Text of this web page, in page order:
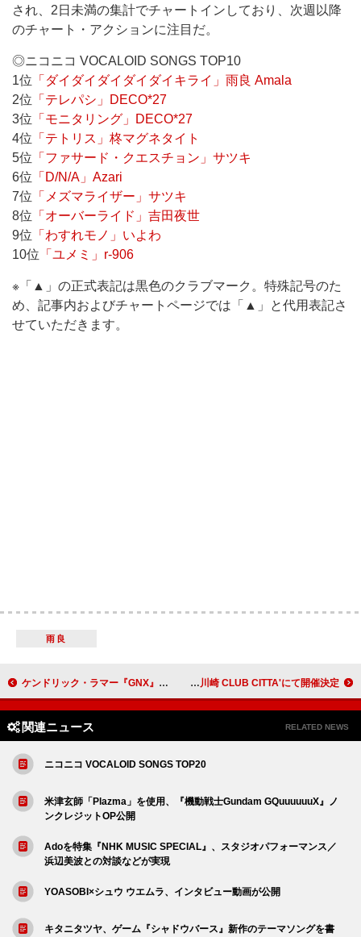
され、2日未満の集計でチャートインしており、次週以降
のチャート・アクションに注目だ。
◎ニコニコ VOCALOID SONGS TOP10
1位 「ダイダイダイダイダイキライ」雨良 Amala
2位 「テレパシ」DECO*27
3位 「モニタリング」DECO*27
4位 「テトリス」柊マグネタイト
5位 「ファサード・クエスチョン」サツキ
6位 「D/N/A」Azari
7位 「メズマライザー」サツキ
8位 「オーバーライド」吉田夜世
9位 「わすれモノ」いよわ
10位 「ユメミ」r-906
※「▲」の正式表記は黒色のクラブマーク。特殊記号のた
め、記事内およびチャートページでは「▲」と代用表記さ
せていただきます。
雨良
ケンドリック・ラマー『GNX』国内盤発売記念、芸人・永野CHANNELで特集が公開 SABLE HILLS、9/6に主催フェス【FRONTLINE FESTIVAL 2025】を川崎 CLUB CITTA'にて開催決定
関連ニュース RELATED NEWS
ニコニコ VOCALOID SONGS TOP20
米津玄師「Plazma」を使用、『機動戦士Gundam GQuuuuuuX』ノ
ンクレジットOP公開
Adoを特集『NHK MUSIC SPECIAL』、スタジオパフォーマンス／
浜辺美波との対談などが実現
YOASOBI×シュウ ウエムラ、インタビュー動画が公開
キタニタツヤ、ゲーム『シャドウバース』新作のテーマソングを書